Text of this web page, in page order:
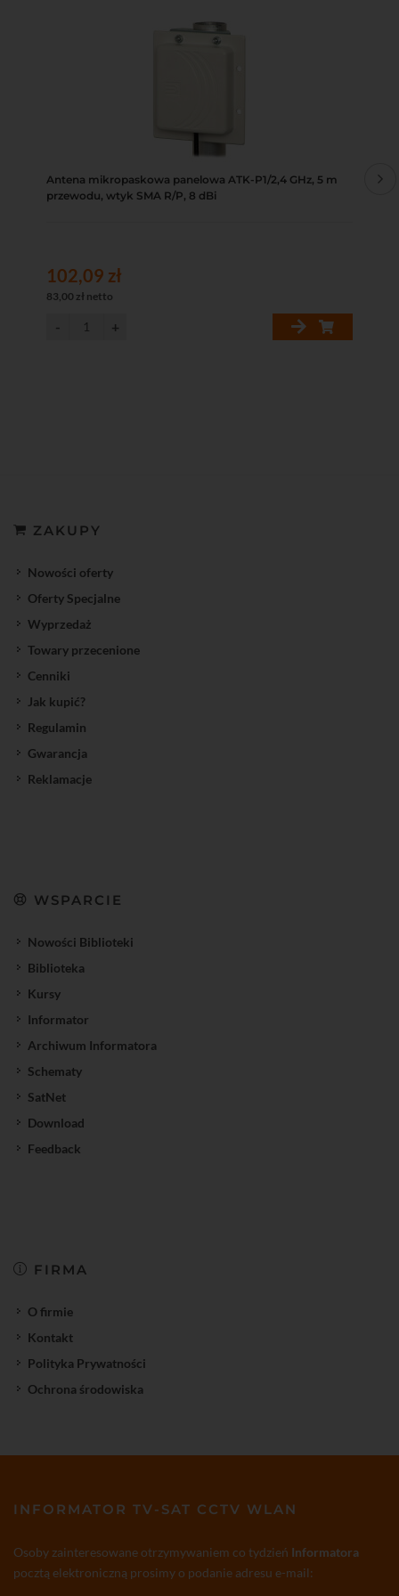
Antena mikropaskowa panelowa ATK-P1/2,4 GHz, 5 m
przewodu, wtyk SMA R/P, 8 dBi
102,09 zł
83,00 zł netto
ZAKUPY
Nowości oferty
Oferty Specjalne
Wyprzedaż
Towary przecenione
Cenniki
Jak kupić?
Regulamin
Gwarancja
Reklamacje
WSPARCIE
Nowości Biblioteki
Biblioteka
Kursy
Informator
Archiwum Informatora
Schematy
SatNet
Download
Feedback
FIRMA
O firmie
Kontakt
Polityka Prywatności
Ochrona środowiska
INFORMATOR TV-SAT CCTV WLAN
Osoby zainteresowane otrzymywaniem co tydzień Informatora
pocztą elektroniczną prosimy o podanie adresu e-mail: